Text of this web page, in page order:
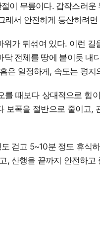
이 무릎이다. 갑작스러
래서 안전하게 등산하려
가 뒤섞여 있다. 이런
전체를 땅에 붙이듯 내
은 일정하게, 속도는 평
를 때보다 상대적으로 힘
보폭을 절반으로 줄이고,
걷고 5~10분 정도 휴식
, 산행을 끝까지 안전하고